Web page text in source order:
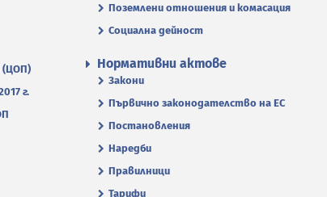
Поземлени отношения и комасация
Социална дейност
(ЦОП)
г.
Нормативни актове
Закони
Първично законодателство на ЕС
Постановления
Наредби
Правилници
Тарифи